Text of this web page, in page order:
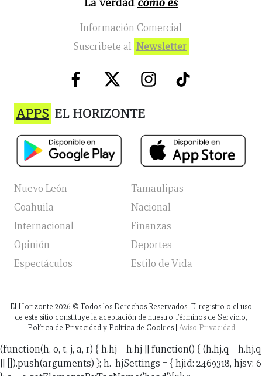
Información Comercial
Suscribete al Newsletter
APPS EL HORIZONTE
Nuevo León
Tamaulipas
Coahuila
Nacional
Internacional
Finanzas
Opinión
Deportes
Espectáculos
Estilo de Vida
El Horizonte 2026 © Todos los Derechos Reservados. El registro o el uso
de este sitio constituye la aceptación de nuestro Términos de Servicio,
Política de Privacidad y Política de Cookies | Aviso Privacidad
(function(h, o, t, j, a, r) { h.hj = h.hj || function() { (h.hj.q = h.hj.q
|| []).push(arguments) }; h._hjSettings = { hjid: 2469318, hjsv: 6